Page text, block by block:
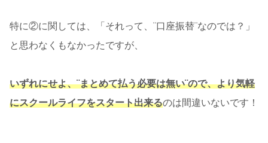
特に②に関しては、「それって、¨口座振替¨なのでは？」
と思わなくもなかったですが、
いずれにせよ、¨まとめて払う必要は無い¨ので、より気軽
にスクールライフをスタート出来るのは間違いないです！